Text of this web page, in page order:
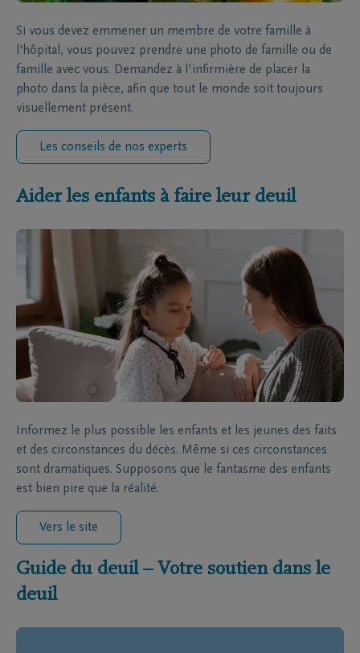
Si vous devez emmener un membre de votre famille à
l'hôpital, vous pouvez prendre une photo de famille ou de
famille avec vous. Demandez à l'infirmière de placer la
photo dans la pièce, afin que tout le monde soit toujours
visuellement présent.
Les conseils de nos experts
Aider les enfants à faire leur deuil
Informez le plus possible les enfants et les jeunes des faits
et des circonstances du décès. Même si ces circonstances
sont dramatiques. Supposons que le fantasme des enfants
est bien pire que la réalité.
Vers le site
Guide du deuil – Votre soutien dans le
deuil